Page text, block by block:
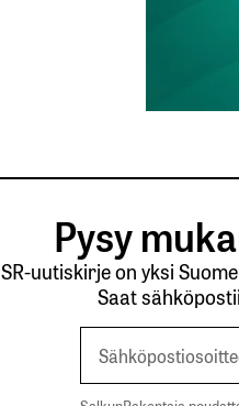
Pysy
SR-uutiskirje on yksi
Saat